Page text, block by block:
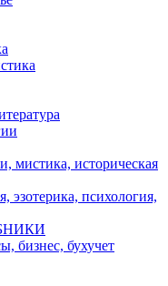
мистика, историческая
эзотерика, психология,
бизнес, бухучет